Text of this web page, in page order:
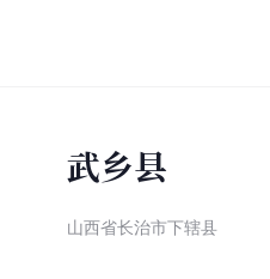
武乡县
山西省长治市下辖县